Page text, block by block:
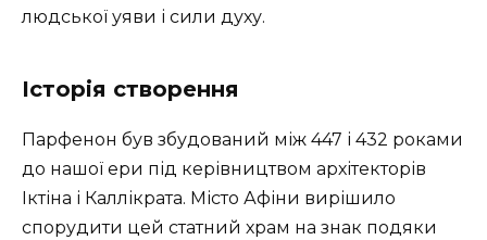
людської уяви і сили духу.
Історія створення
Парфенон був збудований між 447 і 432 роками
до нашої ери під керівництвом архітекторів
Іктіна і Каллікрата. Місто Афіни вирішило
спорудити цей статний храм на знак подяки